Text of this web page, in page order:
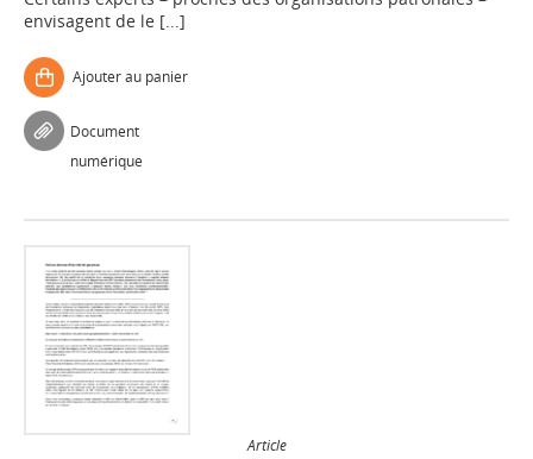
envisagent de le [...]
Ajouter au panier
Document
numérique
Article